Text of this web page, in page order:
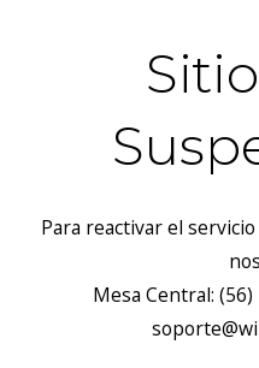
Para reactivar el
Mesa Central: